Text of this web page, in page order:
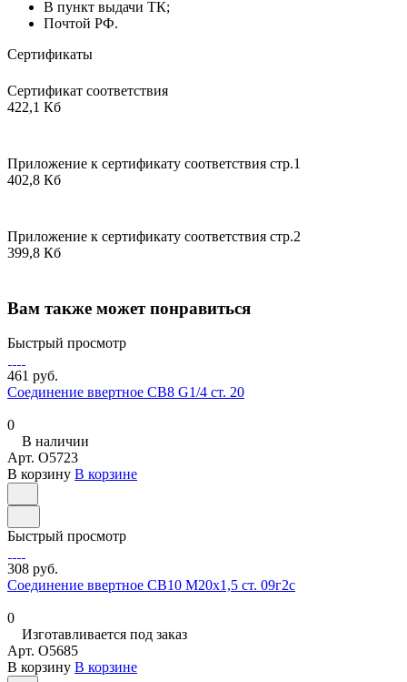
В пункт выдачи ТК;
Почтой РФ.
Сертификаты
Сертификат соответствия
422,1 Кб
Приложение к сертификату соответствия стр.1
402,8 Кб
Приложение к сертификату соответствия стр.2
399,8 Кб
Вам также может понравиться
Быстрый просмотр
461 руб.
Соединение ввертное СВ8 G1/4 ст. 20
0
В наличии
Арт. O5723
В корзину В корзине
Быстрый просмотр
308 руб.
Соединение ввертное СВ10 М20х1,5 ст. 09г2с
0
Изготавливается под заказ
Арт. O5685
В корзину В корзине